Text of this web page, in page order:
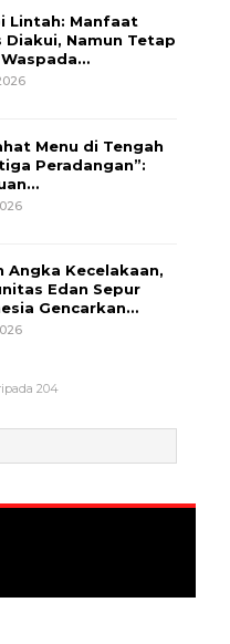
Lintah: Manfaat
Diakui, Namun Tetap
Menu di Tengah
Peradangan”:
Angka Kecelakaan,
Edan Sepur
Gencarkan…
204